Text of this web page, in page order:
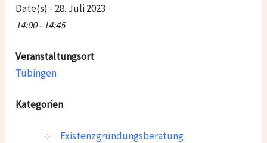
Date(s) - 28. Juli 2023
14:00 - 14:45
Veranstaltungsort
Tübingen
Kategorien
Existenzgründungsberatung